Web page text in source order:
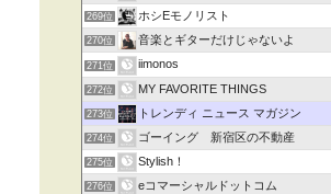
269位 ホシEモノリスト
270位 音楽とギターだけじゃないよ
271位 iimonos
272位 MY FAVORITE THINGS
273位 トレンディ ニュース マガジン
274位 ゴーイング 新宿区の不動産
275位 Stylish！
276位 eコマーシャルドットコム